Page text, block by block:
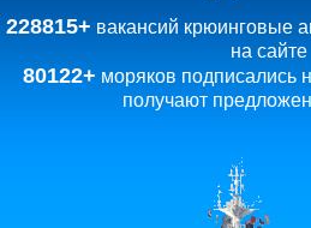
228815+ вакансий крюинговые
на сайте
80122+ моряков подписались
получают